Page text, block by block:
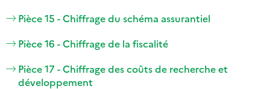
Pièce 15 - Chiffrage du schéma assurantiel
Pièce 16 - Chiffrage de la fiscalité
Pièce 17 - Chiffrage des coûts de recherche et
développement